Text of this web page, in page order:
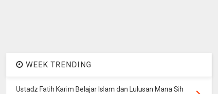
WEEK TRENDING
Ustadz Fatih Karim Belajar Islam dan Lulusan Mana Sih